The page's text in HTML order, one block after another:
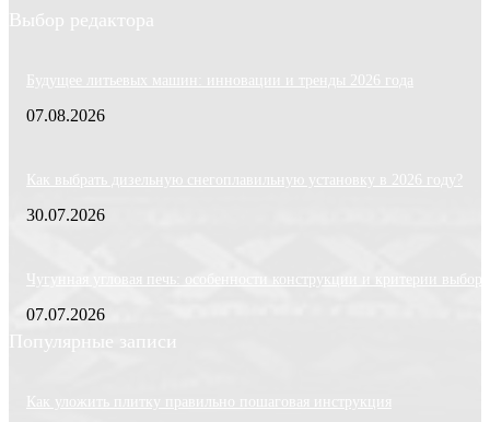
Выбор редактора
Будущее литьевых машин: инновации и тренды 2026 года
07.08.2026
Как выбрать дизельную снегоплавильную установку в 2026 году?
30.07.2026
Чугунная угловая печь: особенности конструкции и критерии выбора
07.07.2026
Популярные записи
Как уложить плитку правильно пошаговая инструкция